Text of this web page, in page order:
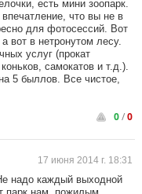
есть мини зоопарк.
что вы не в
для фотосессий. Вот
вот в нетронутом лесу.
услуг (прокат
самокатов и т.д.).
5 быллов. Все чистое,
0/0
17 июня 2014 г. 18:31
надо каждый выходной